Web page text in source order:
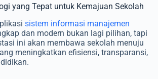
yang Tepat untuk Kemajuan Sekolah
sistem informasi manajemen
dan modern bukan lagi pilihan, tapi
ini akan membawa sekolah menuju
meningkatkan efisiensi, transparansi,